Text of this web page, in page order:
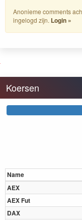
Anonieme comments
ingelogd zijn. Login »
Koersen
Name
AEX
AEX Fut
DAX